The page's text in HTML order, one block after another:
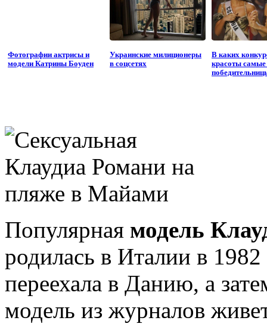
Фотографии актрисы и
модели Катрины Боуден
Украинские милиционеры
в соцсетях
В каких
красоты
Популярная модель
родилась в Италии в
переехала в Данию, а
модель из журналов